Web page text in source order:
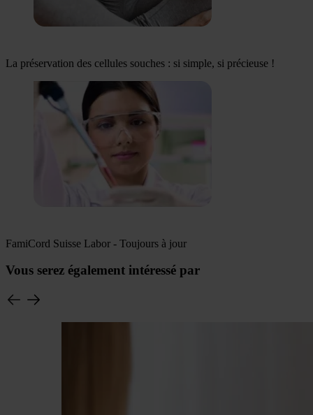
La préservation des cellules souches : si simple, si précieuse !
FamiCord Suisse Labor - Toujours à jour
Vous serez également intéressé par